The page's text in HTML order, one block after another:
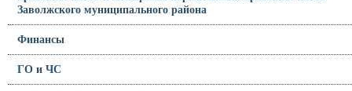
Заволжского муниципального района
Финансы
ГО и ЧС